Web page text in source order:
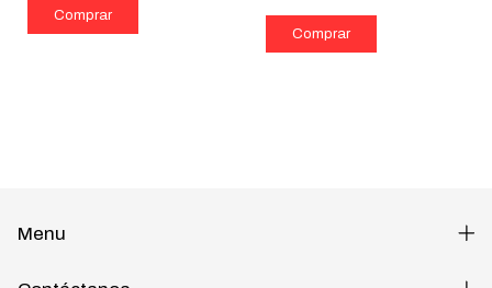
Menu